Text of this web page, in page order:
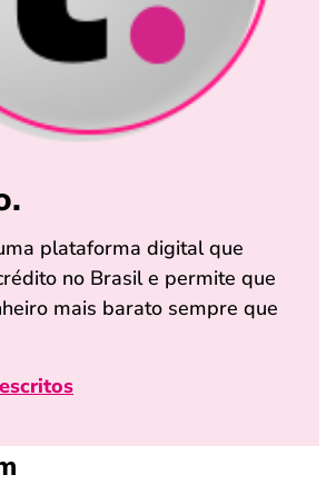
plataforma digital que
no Brasil e permite que
mais barato sempre que